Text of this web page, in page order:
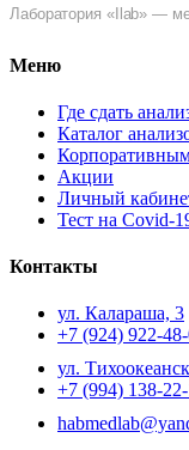
Лаборатория «Ilab» —
Меню
Где сдать
Каталог
Акции
Личный
Тест на Covid-
Контакты
ул. ​Калараша, 3
+7 (924) 922-
ул.
+7 (994) 138-22-